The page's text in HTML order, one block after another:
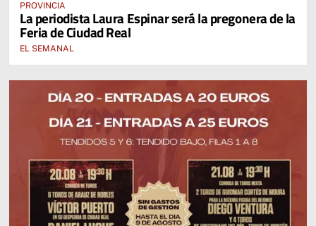
PROVINCIA
La periodista Laura Espinar será la pregonera de la
Feria de Ciudad Real
EL SEMANAL